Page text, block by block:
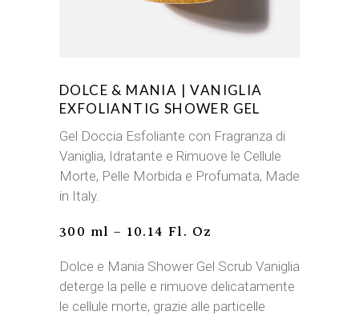
DOLCE & MANIA | VANIGLIA
EXFOLIANTIG SHOWER GEL
Gel Doccia Esfoliante con Fragranza di
Vaniglia, Idratante e Rimuove le Cellule
Morte, Pelle Morbida e Profumata, Made
in Italy.
300 ml – 10.14 Fl. Oz
Dolce e Mania Shower Gel Scrub Vaniglia
deterge la pelle e rimuove delicatamente
le cellule morte, grazie alle particelle